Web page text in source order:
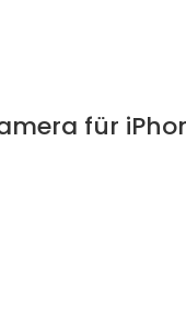
für